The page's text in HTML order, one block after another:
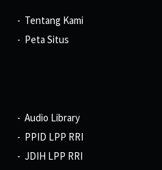
Tentang Kami
Peta Situs
Audio Library
PPID LPP RRI
JDIH LPP RRI